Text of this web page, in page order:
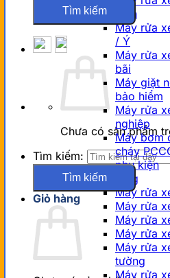
Chưa có sản phẩm
Tìm kiếm:
Giỏ hàng
đình
Máy rửa
/ Ý
Máy rửa
bãi
Máy giặt
bảo hiểm
Máy rửa
nghiệp
Máy bơm
cháy
phụ kiện
Tính năng
Máy rửa
Máy rửa
Máy rửa
Máy rửa
Máy rửa
tường
Máy rửa